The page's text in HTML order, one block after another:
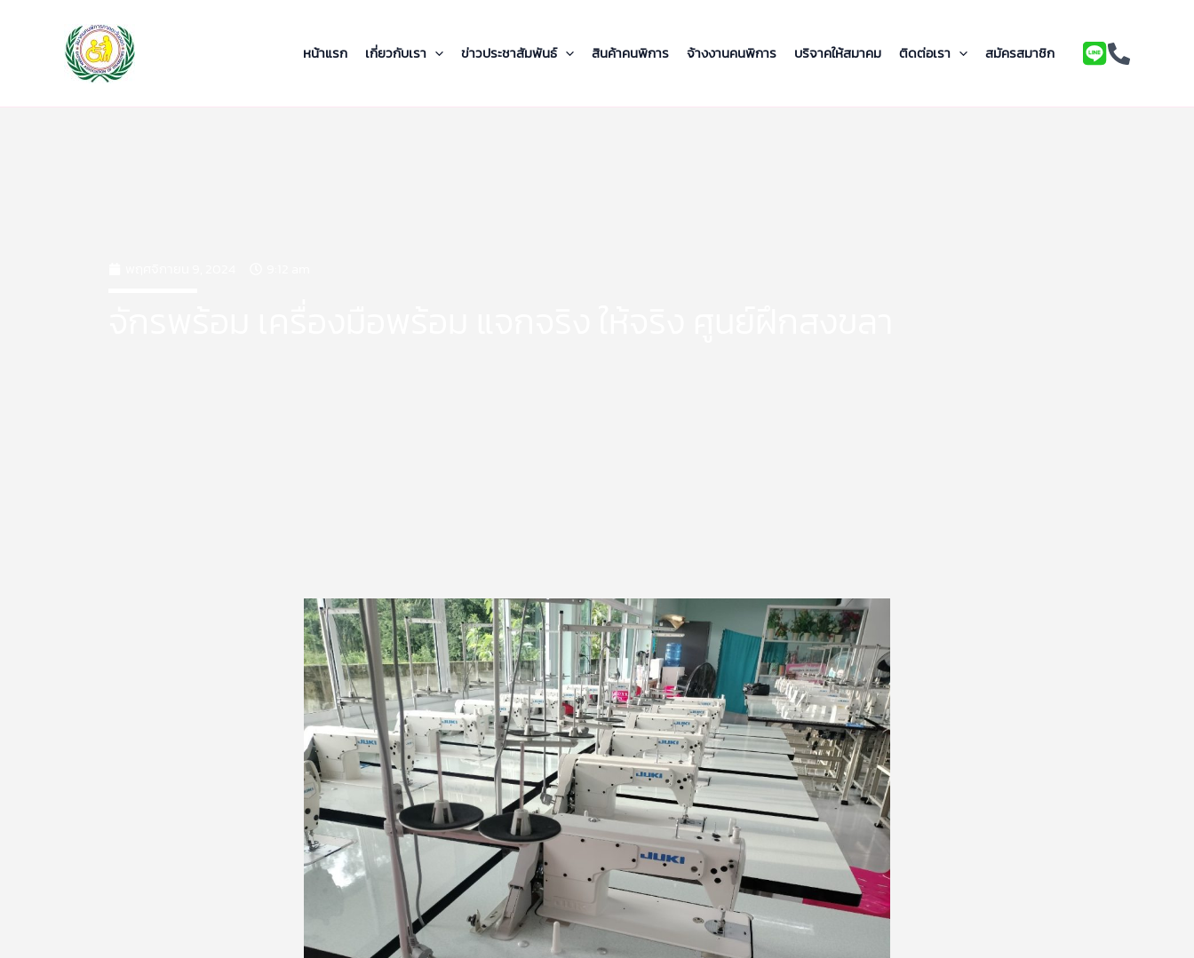
หน้าแรก เกี่ยวกับเรา ข่าวประชาสัมพันธ์ สินค้าคนพิการ จ้างงานคนพิการ บริจาคให้สมาคม ติดต่อเรา สมัครสมาชิก